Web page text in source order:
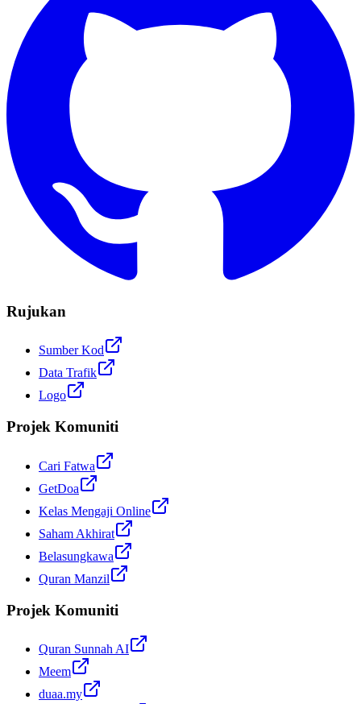
Rujukan
Sumber Kod
Data Trafik
Logo
Projek Komuniti
Cari Fatwa
GetDoa
Kelas Mengaji Online
Saham Akhirat
Belasungkawa
Quran Manzil
Projek Komuniti
Quran Sunnah AI
Meem
duaa.my